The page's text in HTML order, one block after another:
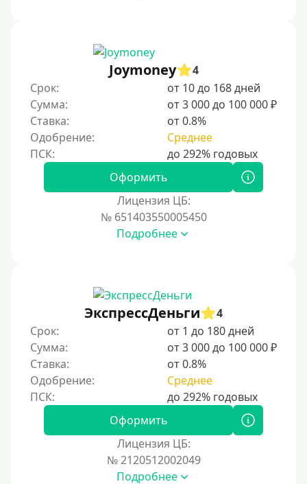
С ежемесячным платежом
Под низкий процент
Без процентов
Первый займ без процентов
Без процентов на 30 дней
С возможностью частичного погашения
Надежные
Без обмана
Без предоплат
Без электронной почты
С автоматическим одобрением
Без номера телефона
Joymoney
4
Срок:
от 10 до 168 дней
Сумма:
от 3 000 до 100 000 ₽
Ставка:
от 0.8%
Одобрение:
Среднее
Оформить
Лицензия ЦБ:
№ 651403550005450
Подробнее
ЭкспрессДеньги
4
Срок:
от 1 до 180 дней
Сумма:
от 3 000 до 100 000 ₽
Ставка:
от 0.8%
Одобрение:
Среднее
Оформить
Лицензия ЦБ:
№ 2120512002049
Подробнее